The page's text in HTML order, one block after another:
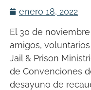
enero 18, 2022
El 30 de
amigos,
Jail & Prison
de Convenciones
desayuno de